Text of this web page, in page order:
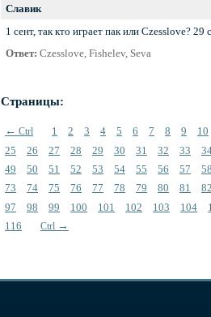
Славик
1 сент, так кто играет пак или Czesslove? 29
Ответ: Czesslove, Fishelev, Seva
Страницы:
← Ctrl 1 2 3 4 5 6 7 8 9 10
25
26 27 28 29 30 31 32 33
49
50 51 52 53 54 55 56 57 58
73
74 75 76 77 78 79 80 81 82
97
98 99 100 101 102 103 104
116
Ctrl →